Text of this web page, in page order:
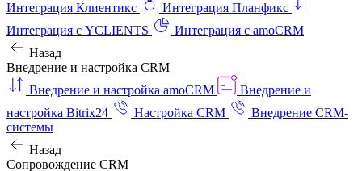
Интеграция Клиентикс
Интеграция Планфикс
Интеграция с YCLIENTS
Интеграция с amoCRM
Назад
Внедрение и настройка CRM
Внедрение и настройка amoCRM
Внедрение и
настройка Bitrix24
Настройка CRM
Внедрение CRM-
системы
Назад
Сопровождение CRM